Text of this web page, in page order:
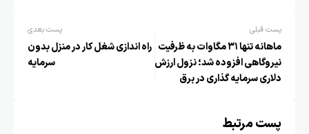
پست قبلی
ماهانه تنها ۳۱ مگاوات به ظرفیت
نیروگاهی افزوده شد؛ نزول ارزش
دلاری سرمایه گذاری در برق
پست بعدی
راه اندازی شغل کار در منزل بدون
سرمایه
پست مرتبط